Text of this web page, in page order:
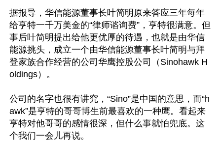
据报导，华信能源董事长叶简明原来答应三年每年
给亨特一千万美金的“律师谘询费”，亨特很满意。但
事后叶简明提出给他更优厚的待遇，也就是由华信
能源挑头，成立一个由华信能源董事长叶简明与拜
登家族合作经营的公司华鹰控股公司（Sinohawk H
oldings）。
公司的名字也很有讲究，“Sino”是中国的意思，而“h
awk”是亨特的哥哥博生前最喜欢的一种鹰。看起来
亨特对他哥哥的感情很深，但什么事就怕兜底。这
个我们一会儿再说。